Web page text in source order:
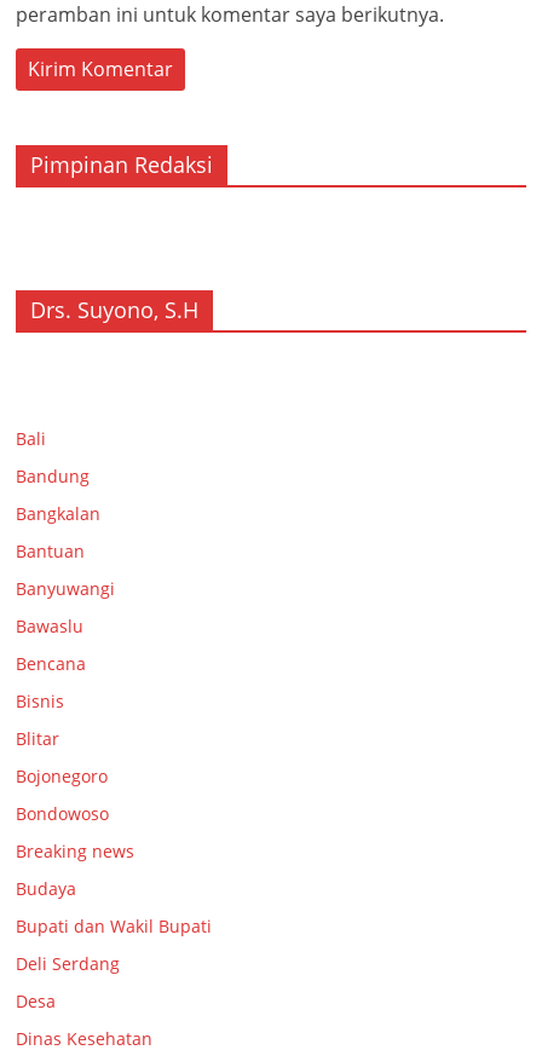
peramban ini untuk komentar saya berikutnya.
Pimpinan Redaksi
Drs. Suyono, S.H
Bali
Bandung
Bangkalan
Bantuan
Banyuwangi
Bawaslu
Bencana
Bisnis
Blitar
Bojonegoro
Bondowoso
Breaking news
Budaya
Bupati dan Wakil Bupati
Deli Serdang
Desa
Dinas Kesehatan